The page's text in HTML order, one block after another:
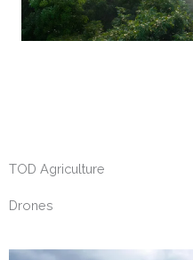
TOD Agriculture
Drones